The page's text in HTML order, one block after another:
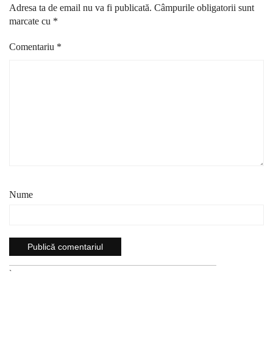
Adresa ta de email nu va fi publicată. Câmpurile obligatorii sunt
marcate cu *
Comentariu *
Nume
`